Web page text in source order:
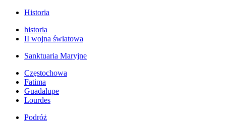
Historia
historia
II wojna światowa
Sanktuaria Maryjne
Częstochowa
Fatima
Guadalupe
Lourdes
Podróż